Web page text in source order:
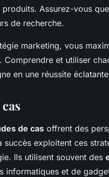
Assurez-vous
de recherche.
marketing, vous
et utiliser
en une réussite
de cas offrent des
exploitent ces
Ils utilisent souvent des
informatiques et de